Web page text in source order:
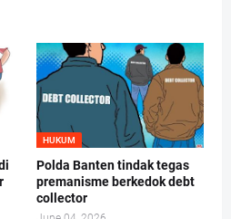
HUKUM
Polda Banten tindak tegas
premanisme berkedok debt
collector